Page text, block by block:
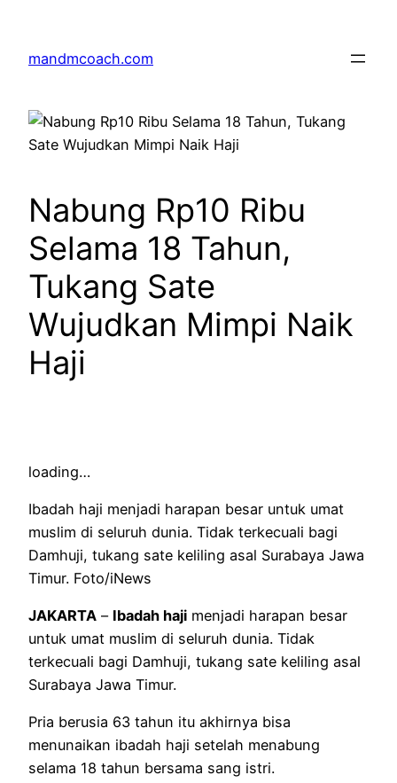
content
mandmcoach.com
Nabung Rp10 Ribu
Selama 18 Tahun,
Tukang Sate
Wujudkan Mimpi Naik
Haji
loading…
Ibadah haji menjadi harapan besar untuk umat
muslim di seluruh dunia. Tidak terkecuali bagi
Damhuji, tukang sate keliling asal Surabaya Jawa
Timur. Foto/iNews
JAKARTA – Ibadah haji menjadi harapan besar
untuk umat muslim di seluruh dunia. Tidak
terkecuali bagi Damhuji, tukang sate keliling asal
Surabaya Jawa Timur.
Pria berusia 63 tahun itu akhirnya bisa
menunaikan ibadah haji setelah menabung
selama 18 tahun bersama sang istri.